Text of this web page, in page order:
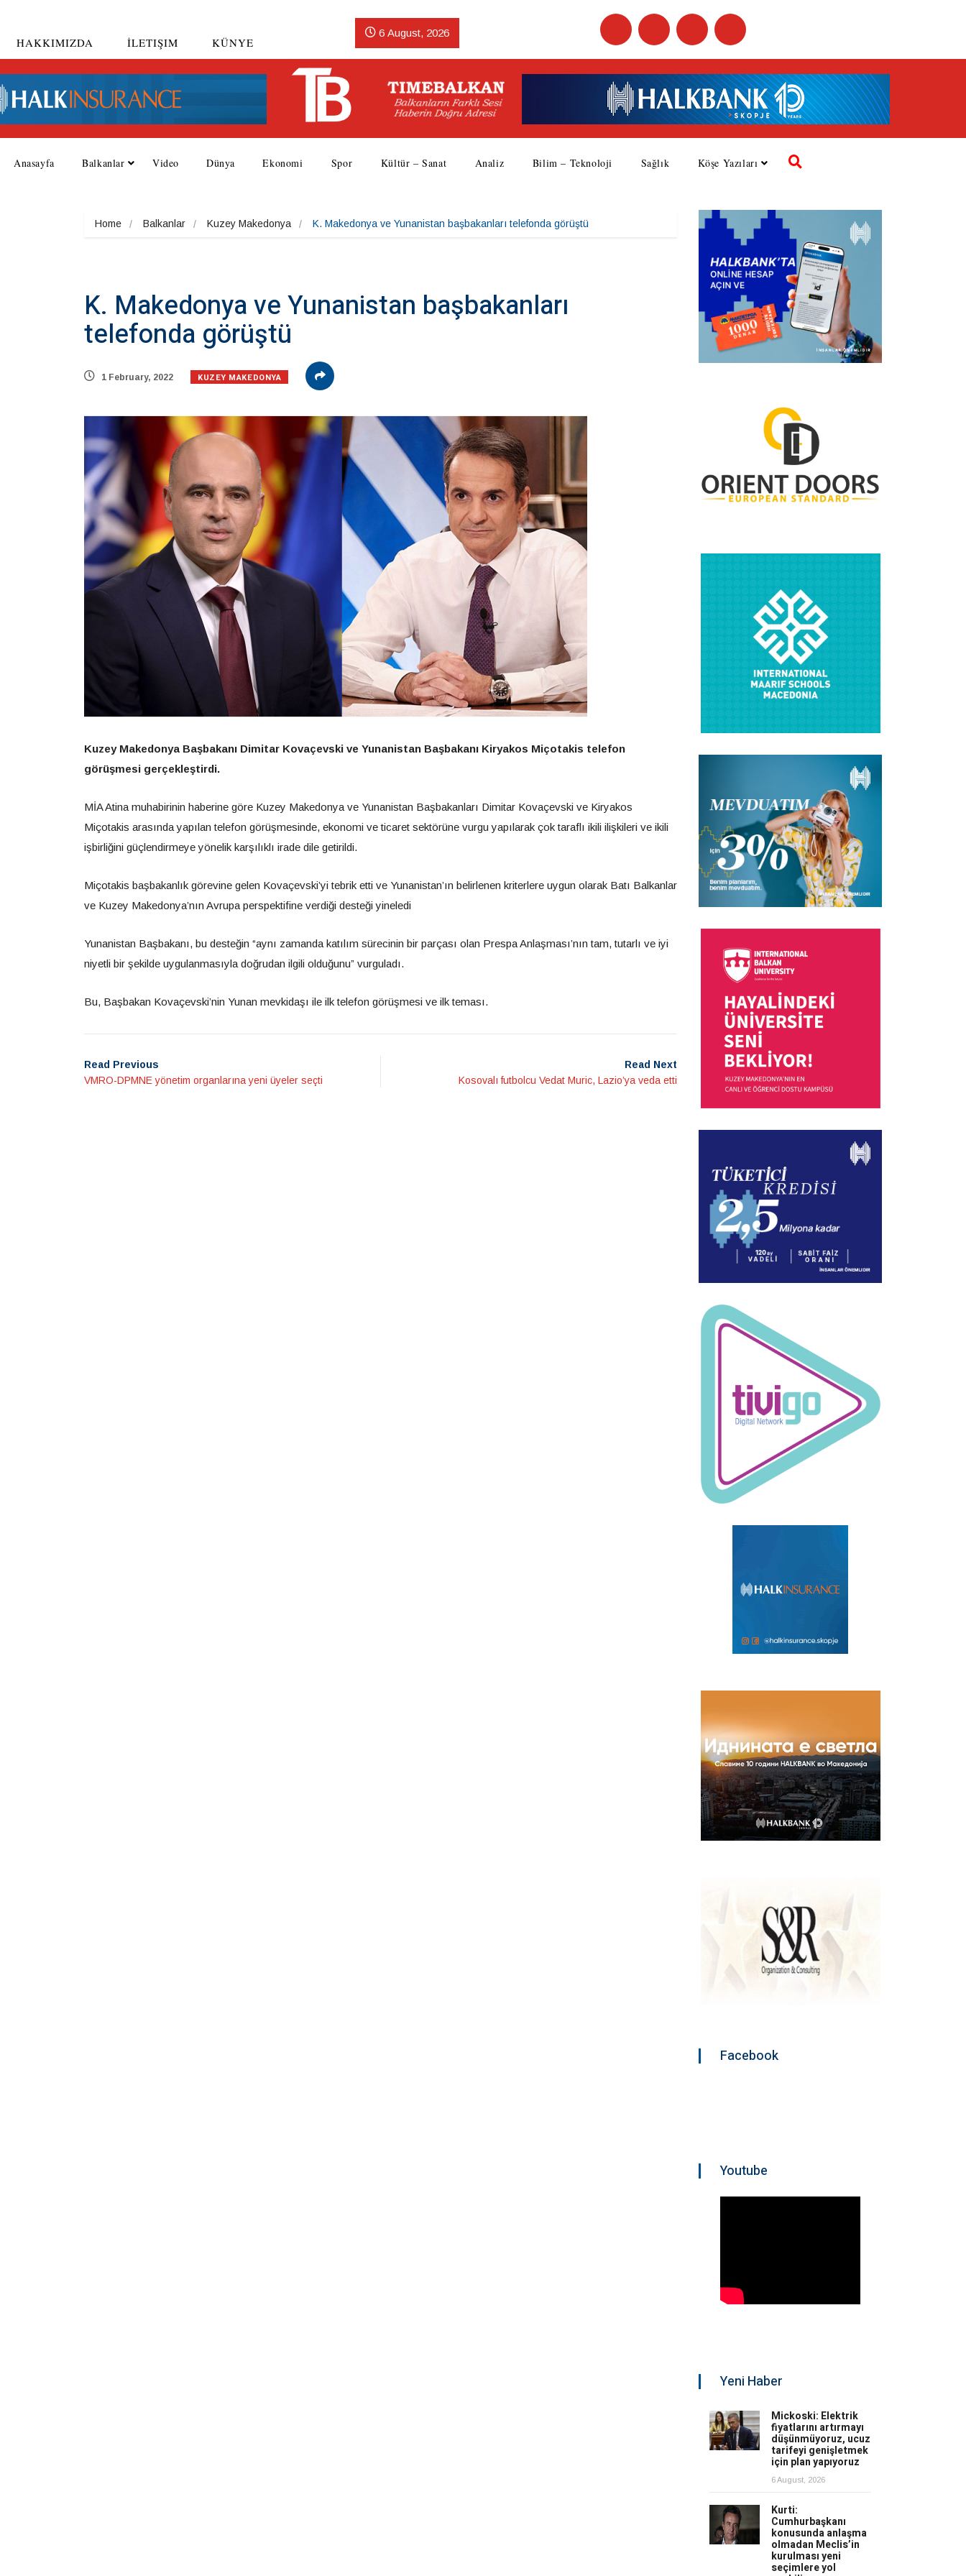
HAKKIMIZDA İLETIŞIM KÜNYE
6 August, 2026
Anasayfa Balkanlar Video Dünya Ekonomi Spor Kültür – Sanat Analiz Bilim – Teknoloji Sağlık Köşe Yazıları
Home Balkanlar Kuzey Makedonya K. Makedonya ve Yunanistan başbakanları telefonda görüştü
K. Makedonya ve Yunanistan başbakanları
telefonda görüştü
1 February, 2022 KUZEY MAKEDONYA
Kuzey Makedonya Başbakanı Dimitar Kovaçevski ve Yunanistan Başbakanı Kiryakos Miçotakis telefon
görüşmesi gerçekleştirdi.
MİA Atina muhabirinin haberine göre Kuzey Makedonya ve Yunanistan Başbakanları Dimitar Kovaçevski ve Kiryakos
Miçotakis arasında yapılan telefon görüşmesinde, ekonomi ve ticaret sektörüne vurgu yapılarak çok taraflı ikili ilişkileri ve ikili
işbirliğini güçlendirmeye yönelik karşılıklı irade dile getirildi.
Miçotakis başbakanlık görevine gelen Kovaçevski’yi tebrik etti ve Yunanistan’ın belirlenen kriterlere uygun olarak Batı Balkanlar
ve Kuzey Makedonya’nın Avrupa perspektifine verdiği desteği yineledi
Yunanistan Başbakanı, bu desteğin “aynı zamanda katılım sürecinin bir parçası olan Prespa Anlaşması’nın tam, tutarlı ve iyi
niyetli bir şekilde uygulanmasıyla doğrudan ilgili olduğunu” vurguladı.
Bu, Başbakan Kovaçevski’nin Yunan mevkidaşı ile ilk telefon görüşmesi ve ilk teması.
Read Previous
VMRO-DPMNE yönetim organlarına yeni üyeler seçti
Read Next
Kosovalı futbolcu Vedat Muric, Lazio’ya veda etti
Facebook
Youtube
Yeni Haber
Mickoski: Elektrik
fiyatlarını artırmayı
düşünmüyoruz, ucuz
tarifeyi genişletmek
için plan yapıyoruz
6 August, 2026
Kurti:
Cumhurbaşkanı
konusunda anlaşma
olmadan Meclis’in
kurulması yeni
seçimlere yol